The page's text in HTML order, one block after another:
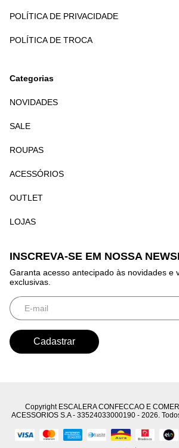
POLÍTICA DE PRIVACIDADE
POLÍTICA DE TROCA
Categorias
NOVIDADES
SALE
ROUPAS
ACESSÓRIOS
OUTLET
LOJAS
INSCREVA-SE EM NOSSA
Garanta acesso antecipado às novidades e
exclusivas.
Copyright ESCALERA CONFECCAO E
ACESSORIOS S.A - 33524033000190 - 2026.